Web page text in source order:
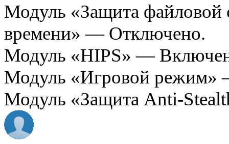
Модуль «Защита файловой
времени» — Отключено.
Модуль «HIPS» —
Модуль «Игровой
Модуль «Защита Anti-